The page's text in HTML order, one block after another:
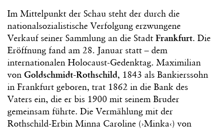
Im Mittelpunkt der Schau steht der durch die
nationalsozialistische Verfolgung erzwungene
Verkauf seiner Sammlung an die Stadt Frankfurt. Die
Eröffnung fand am 28. Januar statt – dem
internationalen Holocaust-Gedenktag. Maximilian
von Goldschmidt-Rothschild, 1843 als Bankierssohn
in Frankfurt geboren, trat 1862 in die Bank des
Vaters ein, die er bis 1900 mit seinem Bruder
gemeinsam führte. Die Vermählung mit der
Rothschild-Erbin Minna Caroline (›Minka‹) von